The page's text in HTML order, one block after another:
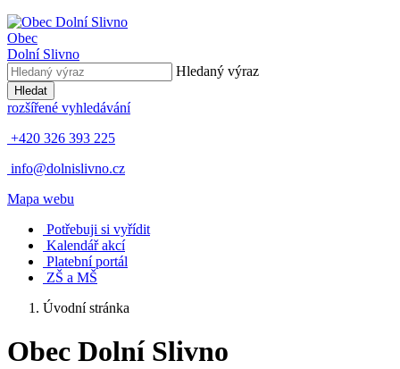
Obec
Dolní Slivno
Hledaný výraz
Hledat
rozšířené vyhledávání
+420 326 393 225
info@dolnislivno.cz
Mapa webu
Potřebuji si vyřídit
Kalendář akcí
Platební portál
ZŠ a MŠ
Úvodní stránka
Obec Dolní Slivno